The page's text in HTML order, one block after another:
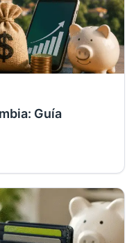
Guía